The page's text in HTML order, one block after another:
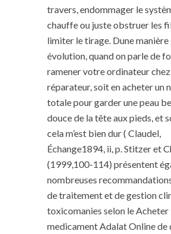
travers, endommager le
chauffe ou juste obstruer les
limiter le tirage. Dune manière
évolution, quand on parle de
ramener votre ordinateur
réparateur, soit en acheter un
totale pour garder une peau
douce de la tête aux pieds, et
cela m’est bien dur ( Claudel,
Échange1894, ii, p. Stitzer et
(1999,100-114) présentent
nombreuses
de traitement et de gestion
toxicomanies selon le Acheter
medicament Adalat Online de